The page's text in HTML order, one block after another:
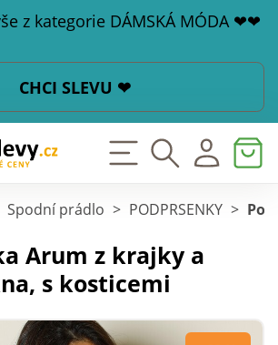
z kategorie DÁMSKÁ MÓDA ❤❤
CHCI SLEVU ❤
Spodní prádlo > PODPRSENKY >
Arum z krajky a
s kosticemi